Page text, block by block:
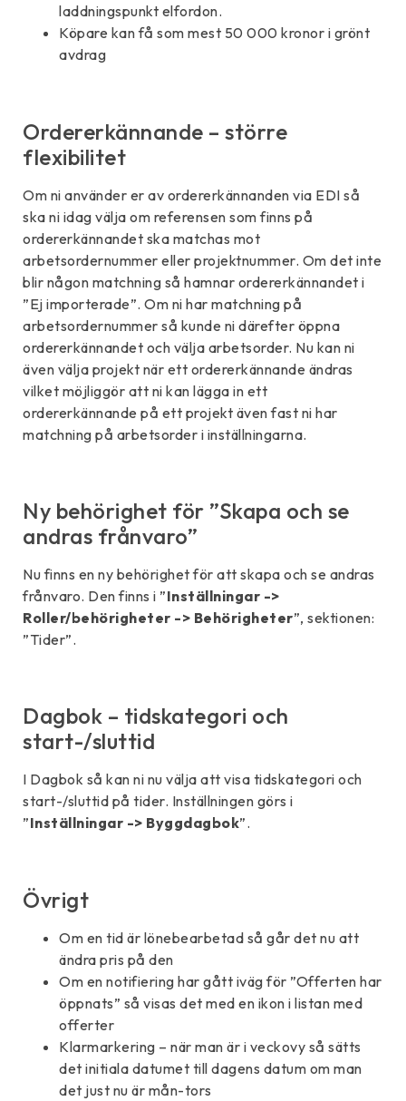
laddningspunkt elfordon.
Köpare kan få som mest 50 000 kronor i grönt
avdrag
Ordererkännande – större
flexibilitet
Om ni använder er av ordererkännanden via EDI så
ska ni idag välja om referensen som finns på
ordererkännandet ska matchas mot
arbetsordernummer eller projektnummer. Om det inte
blir någon matchning så hamnar ordererkännandet i
”Ej importerade”. Om ni har matchning på
arbetsordernummer så kunde ni därefter öppna
ordererkännandet och välja arbetsorder. Nu kan ni
även välja projekt när ett ordererkännande ändras
vilket möjliggör att ni kan lägga in ett
ordererkännande på ett projekt även fast ni har
matchning på arbetsorder i inställningarna.
Ny behörighet för ”Skapa och se
andras frånvaro”
Nu finns en ny behörighet för att skapa och se andras
frånvaro. Den finns i ”Inställningar ->
Roller/behörigheter -> Behörigheter”, sektionen:
”Tider”.
Dagbok – tidskategori och
start-/sluttid
I Dagbok så kan ni nu välja att visa tidskategori och
start-/sluttid på tider. Inställningen görs i
”Inställningar -> Byggdagbok”.
Övrigt
Om en tid är lönebearbetad så går det nu att
ändra pris på den
Om en notifiering har gått iväg för ”Offerten har
öppnats” så visas det med en ikon i listan med
offerter
Klarmarkering – när man är i veckovy så sätts
det initiala datumet till dagens datum om man
det just nu är mån-tors